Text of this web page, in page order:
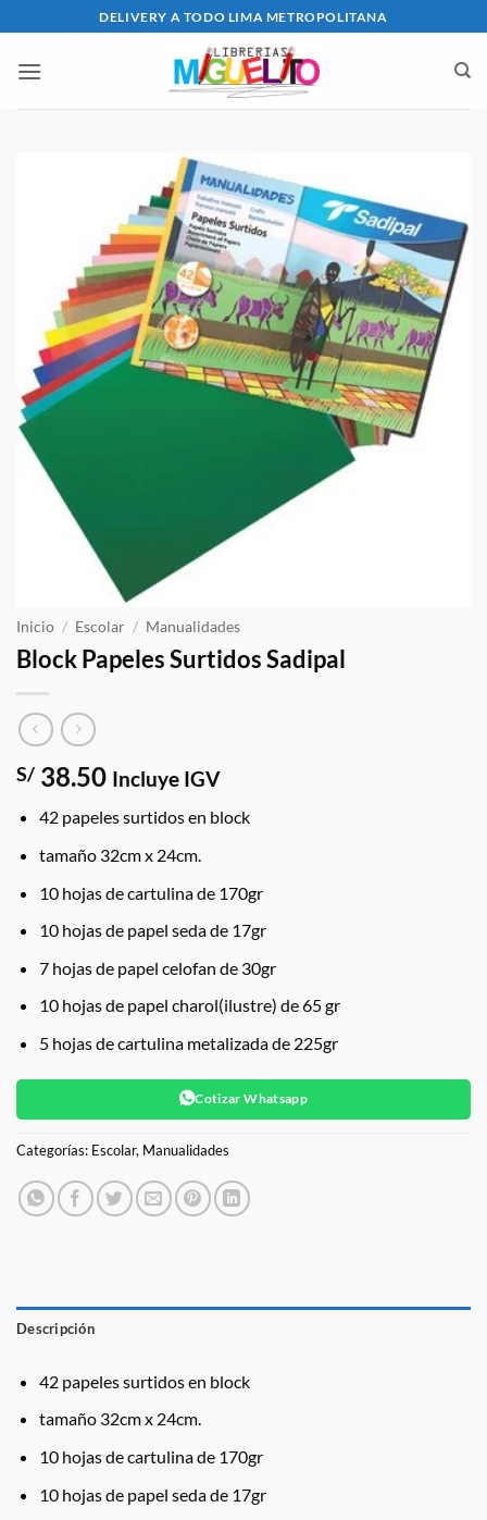
al
contenido
DELIVERY A TODO LIMA METROPOLITANA
Inicio / Escolar / Manualidades
Block Papeles Surtidos Sadipal
S/ 38.50 Incluye IGV
42 papeles surtidos en block
tamaño 32cm x 24cm.
10 hojas de cartulina de 170gr
10 hojas de papel seda de 17gr
7 hojas de papel celofan de 30gr
10 hojas de papel charol(ilustre) de 65 gr
5 hojas de cartulina metalizada de 225gr
Cotizar Whatsapp
Categorías: Escolar, Manualidades
Descripción
42 papeles surtidos en block
tamaño 32cm x 24cm.
10 hojas de cartulina de 170gr
10 hojas de papel seda de 17gr